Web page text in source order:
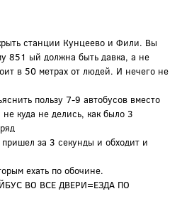
станции Кунцеево и Фили. Вы
851 ый должна быть давка, а не
в 50 метрах от людей. И нечего не
пользу 7-9 автобусов вместо
куда не делись, как было 3
пришел за 3 секунды и обходит и
ехать по обочине.
ВО ВСЕ ДВЕРИ=ЕЗДА ПО